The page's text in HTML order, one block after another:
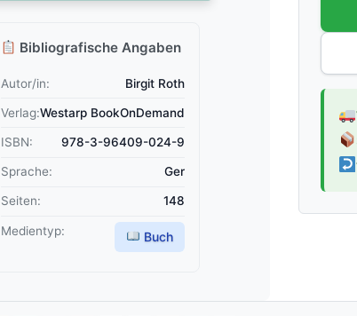
Bibliografische Angaben
Autor/in: Birgit Roth
Verlag:Westarp BookOnDemand
ISBN: 978-3-96409-024-9
Sprache: Ger
Seiten: 148
Medientyp: Buch